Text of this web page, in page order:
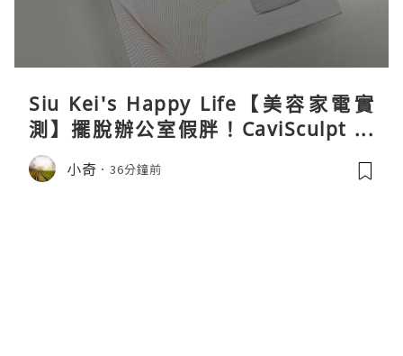
Siu Kei's Happy Life【美容家電實
測】擺脫辦公室假胖！CaviSculpt 新
一代72W高能超聲波體雕儀親身試用＆
真實評價
小奇 36分鐘前